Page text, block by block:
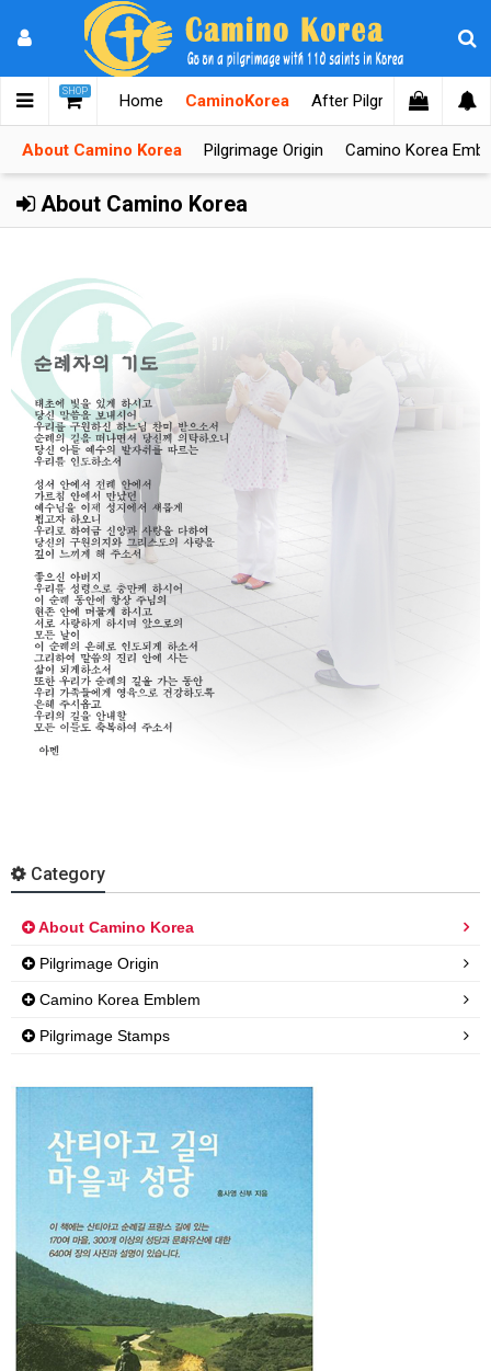
SHOP
Home CaminoKorea After Pilgrimages
About Camino Korea Pilgrimage Origin Camino Korea
About Camino Korea
Category
About Camino Korea
Pilgrimage Origin
Camino Korea Emblem
Pilgrimage Stamps